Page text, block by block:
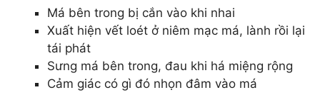
Má bên trong bị cắn vào khi nhai
Xuất hiện vết loét ở niêm mạc má, lành rồi lại
tái phát
Sưng má bên trong, đau khi há miệng rộng
Cảm giác có gì đó nhọn đâm vào má